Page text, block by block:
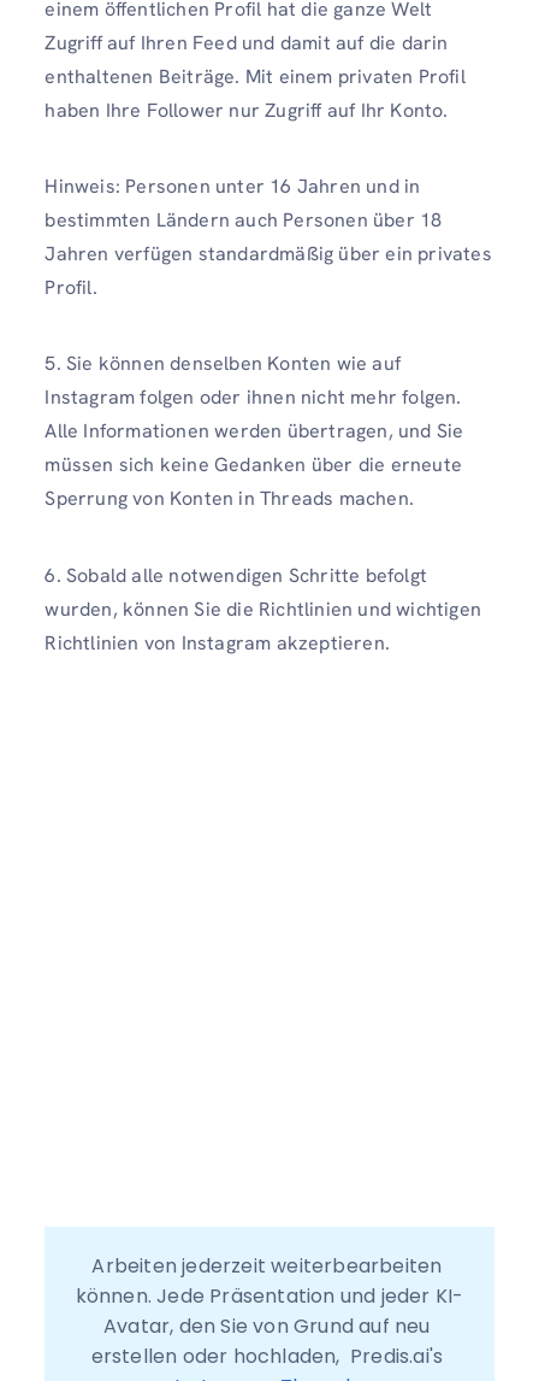
einem öffentlichen Profil hat die ganze Welt
Zugriff auf Ihren Feed und damit auf die darin
enthaltenen Beiträge. Mit einem privaten Profil
haben Ihre Follower nur Zugriff auf Ihr Konto.
Hinweis: Personen unter 16 Jahren und in
bestimmten Ländern auch Personen über 18
Jahren verfügen standardmäßig über ein privates
Profil.
5. Sie können denselben Konten wie auf
Instagram folgen oder ihnen nicht mehr folgen.
Alle Informationen werden übertragen, und Sie
müssen sich keine Gedanken über die erneute
Sperrung von Konten in Threads machen.
6. Sobald alle notwendigen Schritte befolgt
wurden, können Sie die Richtlinien und wichtigen
Richtlinien von Instagram akzeptieren.
Arbeiten jederzeit weiterbearbeiten
können. Jede Präsentation und jeder KI-
Avatar, den Sie von Grund auf neu